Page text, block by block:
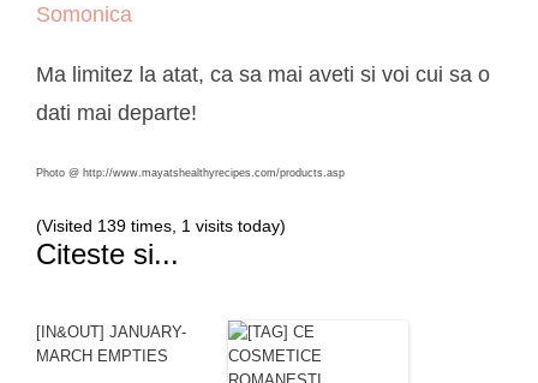
Somonica
Ma limitez la atat, ca sa mai aveti si voi cui sa o
dati mai departe!
Photo @ http://www.mayatshealthyrecipes.com/products.asp
(Visited 139 times, 1 visits today)
Citeste si...
[IN&OUT] JANUARY-
MARCH EMPTIES